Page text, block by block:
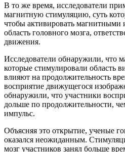
В то же время, исследователи
магнитную стимуляцию, суть
чтобы активировать магнитными
область головного мозга,
движения.
Исследователи обнаружили, что
которые стимулировали область
влияют на продолжительность
восприятие движущегося
обнаружили, что участники
дольше по продолжительности,
импульс.
Объясняя это открытие, ученые
оказался неожиданным.
мозг участников занял больше